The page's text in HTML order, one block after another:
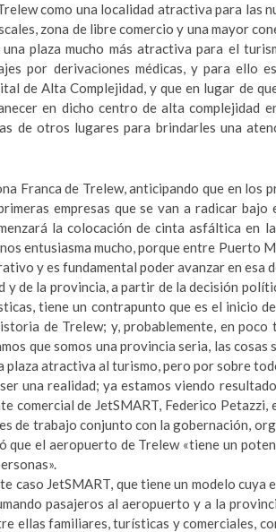
como una localidad atractiva para las
zona de libre comercio y una mayor
plaza mucho más atractiva para el
por derivaciones médicas, y para ello
de Alta Complejidad, y que en lugar de
en dicho centro de alta complejidad
de otros lugares para brindarles una
Franca de Trelew, anticipando que en los
empresas que se van a radicar bajo
la colocación de cinta asfáltica en
entusiasma mucho, porque entre Puerto
y es fundamental poder avanzar en esa
y de la provincia, a partir de la decisión
tiene un contrapunto que es el inicio
de Trelew; y, probablemente, en poco
que somos una provincia seria, las cosas
plaza atractiva al turismo, pero por sobre
una realidad; ya estamos viendo
comercial de JetSMART, Federico Petazzi,
de trabajo conjunto con la gobernación,
que el aeropuerto de Trelew «tiene un
caso JetSMART, que tiene un modelo cuya
pasajeros al aeropuerto y a la
ellas familiares, turísticas y comerciales,